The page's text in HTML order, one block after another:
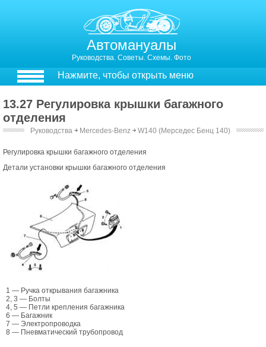
Автомануалы
Руководства. Советы. Схемы. Фото
Нажмите, чтобы открыть меню
13.27 Регулировка крышки багажного
отделения
Руководства ￫ Mercedes-Benz ￫ W140 (Мерседес Бенц 140)
Регулировка крышки багажного отделения
Детали установки крышки багажного отделения
1 — Ручка открывания багажника
2, 3 — Болты
4, 5 — Петли крепления багажника
6 — Багажник
7 — Электропроводка
8 — Пневматический трубопровод